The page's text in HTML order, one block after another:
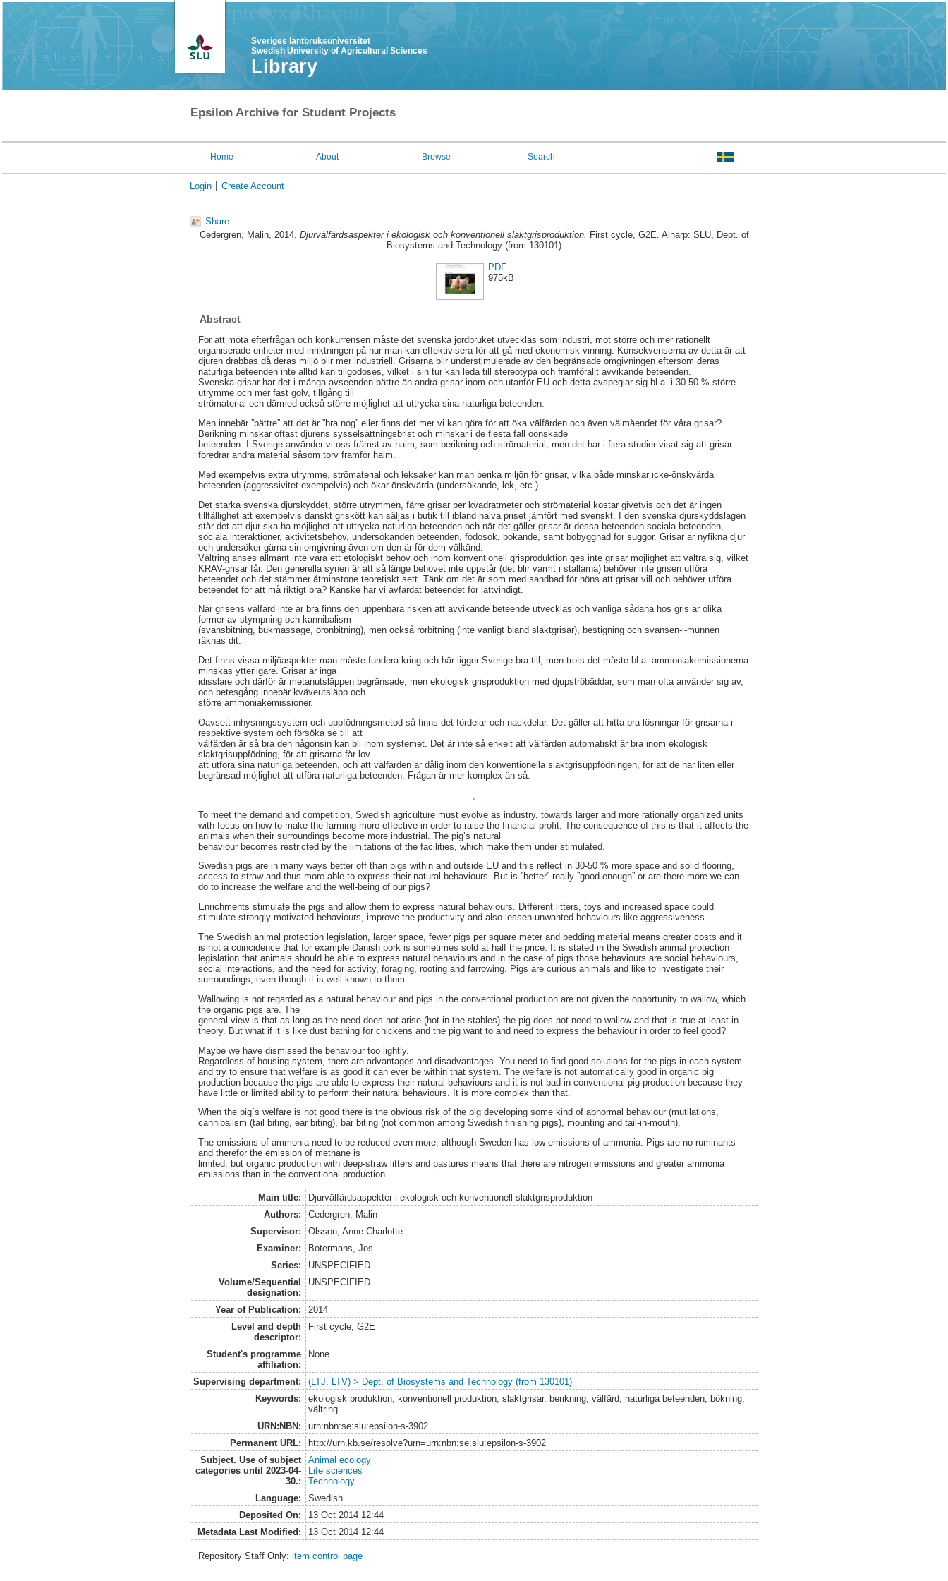
Sveriges lantbruksuniversitet
Swedish University of Agricultural Sciences
Library
Epsilon Archive for Student Projects
Home About Browse Search
Login Create Account
Share
Cedergren, Malin, 2014. Djurvälfärdsaspekter i ekologisk och konventionell slaktgrisproduktion. First cycle, G2E. Alnarp: SLU, Dept. of
Biosystems and Technology (from 130101)
PDF
975kB
Abstract
För att möta efterfrågan och konkurrensen måste det svenska jordbruket utvecklas som industri, mot större och mer rationellt
organiserade enheter med inriktningen på hur man kan effektivisera för att gå med ekonomisk vinning. Konsekvenserna av detta är att
djuren drabbas då deras miljö blir mer industriell. Grisarna blir understimulerade av den begränsade omgivningen eftersom deras
naturliga beteenden inte alltid kan tillgodoses, vilket i sin tur kan leda till stereotypa och framförallt avvikande beteenden.
Svenska grisar har det i många avseenden bättre än andra grisar inom och utanför EU och detta avspeglar sig bl.a. i 30-50 % större
utrymme och mer fast golv, tillgång till
strömaterial och därmed också större möjlighet att uttrycka sina naturliga beteenden.
Men innebär ”bättre” att det är ”bra nog” eller finns det mer vi kan göra för att öka välfärden och även välmåendet för våra grisar?
Berikning minskar oftast djurens sysselsättningsbrist och minskar i de flesta fall oönskade
beteenden. I Sverige använder vi oss främst av halm, som berikning och strömaterial, men det har i flera studier visat sig att grisar
föredrar andra material såsom torv framför halm.
Med exempelvis extra utrymme, strömaterial och leksaker kan man berika miljön för grisar, vilka både minskar icke-önskvärda
beteenden (aggressivitet exempelvis) och ökar önskvärda (undersökande, lek, etc.).
Det starka svenska djurskyddet, större utrymmen, färre grisar per kvadratmeter och strömaterial kostar givetvis och det är ingen
tillfällighet att exempelvis danskt griskött kan säljas i butik till ibland halva priset jämfört med svenskt. I den svenska djurskyddslagen
står det att djur ska ha möjlighet att uttrycka naturliga beteenden och när det gäller grisar är dessa beteenden sociala beteenden,
sociala interaktioner, aktivitetsbehov, undersökanden beteenden, födosök, bökande, samt bobyggnad för suggor. Grisar är nyfikna djur
och undersöker gärna sin omgivning även om den är för dem välkänd.
Vältring anses allmänt inte vara ett etologiskt behov och inom konventionell grisproduktion ges inte grisar möjlighet att vältra sig, vilket
KRAV-grisar får. Den generella synen är att så länge behovet inte uppstår (det blir varmt i stallarna) behöver inte grisen utföra
beteendet och det stämmer åtminstone teoretiskt sett. Tänk om det är som med sandbad för höns att grisar vill och behöver utföra
beteendet för att må riktigt bra? Kanske har vi avfärdat beteendet för lättvindigt.
När grisens välfärd inte är bra finns den uppenbara risken att avvikande beteende utvecklas och vanliga sådana hos gris är olika
former av stympning och kannibalism
(svansbitning, bukmassage, öronbitning), men också rörbitning (inte vanligt bland slaktgrisar), bestigning och svansen-i-munnen
räknas dit.
Det finns vissa miljöaspekter man måste fundera kring och här ligger Sverige bra till, men trots det måste bl.a. ammoniakemissionerna
minskas ytterligare. Grisar är inga
idisslare och därför är metanutsläppen begränsade, men ekologisk grisproduktion med djupströbäddar, som man ofta använder sig av,
och betesgång innebär kväveutsläpp och
större ammoniakemissioner.
Oavsett inhysningssystem och uppfödningsmetod så finns det fördelar och nackdelar. Det gäller att hitta bra lösningar för grisarna i
respektive system och försöka se till att
välfärden är så bra den någonsin kan bli inom systemet. Det är inte så enkelt att välfärden automatiskt är bra inom ekologisk
slaktgrisuppfödning, för att grisarna får lov
att utföra sina naturliga beteenden, och att välfärden är dålig inom den konventionella slaktgrisuppfödningen, för att de har liten eller
begränsad möjlighet att utföra naturliga beteenden. Frågan är mer komplex än så.
To meet the demand and competition, Swedish agriculture must evolve as industry, towards larger and more rationally organized units
with focus on how to make the farming more effective in order to raise the financial profit. The consequence of this is that it affects the
animals when their surroundings become more industrial. The pig’s natural
behaviour becomes restricted by the limitations of the facilities, which make them under stimulated.
Swedish pigs are in many ways better off than pigs within and outside EU and this reflect in 30-50 % more space and solid flooring,
access to straw and thus more able to express their natural behaviours. But is ”better” really ”good enough” or are there more we can
do to increase the welfare and the well-being of our pigs?
Enrichments stimulate the pigs and allow them to express natural behaviours. Different litters, toys and increased space could
stimulate strongly motivated behaviours, improve the productivity and also lessen unwanted behaviours like aggressiveness.
The Swedish animal protection legislation, larger space, fewer pigs per square meter and bedding material means greater costs and it
is not a coincidence that for example Danish pork is sometimes sold at half the price. It is stated in the Swedish animal protection
legislation that animals should be able to express natural behaviours and in the case of pigs those behaviours are social behaviours,
social interactions, and the need for activity, foraging, rooting and farrowing. Pigs are curious animals and like to investigate their
surroundings, even though it is well-known to them.
Wallowing is not regarded as a natural behaviour and pigs in the conventional production are not given the opportunity to wallow, which
the organic pigs are. The
general view is that as long as the need does not arise (hot in the stables) the pig does not need to wallow and that is true at least in
theory. But what if it is like dust bathing for chickens and the pig want to and need to express the behaviour in order to feel good?
Maybe we have dismissed the behaviour too lightly.
Regardless of housing system, there are advantages and disadvantages. You need to find good solutions for the pigs in each system
and try to ensure that welfare is as good it can ever be within that system. The welfare is not automatically good in organic pig
production because the pigs are able to express their natural behaviours and it is not bad in conventional pig production because they
have little or limited ability to perform their natural behaviours. It is more complex than that.
When the pig´s welfare is not good there is the obvious risk of the pig developing some kind of abnormal behaviour (mutilations,
cannibalism (tail biting, ear biting), bar biting (not common among Swedish finishing pigs), mounting and tail-in-mouth).
The emissions of ammonia need to be reduced even more, although Sweden has low emissions of ammonia. Pigs are no ruminants
and therefor the emission of methane is
limited, but organic production with deep-straw litters and pastures means that there are nitrogen emissions and greater ammonia
emissions than in the conventional production.
Main title:
Djurvälfärdsaspekter i ekologisk och konventionell slaktgrisproduktion
Authors:
Cedergren, Malin
Supervisor:
Olsson, Anne-Charlotte
Examiner:
Botermans, Jos
Series:
UNSPECIFIED
Volume/Sequential
designation:
UNSPECIFIED
Year of Publication:
2014
Level and depth
descriptor:
First cycle, G2E
Student's programme
affiliation:
None
Supervising department:
(LTJ, LTV) > Dept. of Biosystems and Technology (from 130101)
Keywords:
ekologisk produktion, konventionell produktion, slaktgrisar, berikning, välfärd, naturliga beteenden, bökning,
vältring
URN:NBN:
urn:nbn:se:slu:epsilon-s-3902
Permanent URL:
http://urn.kb.se/resolve?urn=urn:nbn:se:slu:epsilon-s-3902
Subject. Use of subject
categories until 2023-04-
30.:
Animal ecology
Life sciences
Technology
Language:
Swedish
Deposited On:
13 Oct 2014 12:44
Metadata Last Modified:
13 Oct 2014 12:44
Repository Staff Only:item control page